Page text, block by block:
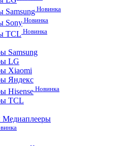
SamsungНовинка
Sony Новинка
TCL Новинка
Samsung
LG
Xiaomi
Яндекс
Hisense Новинка
TCL
Медиаплееры